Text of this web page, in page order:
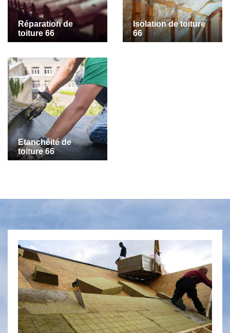
Réparation de
toiture 66
Isolation de toiture
66
Etanchéité de
toiture 66